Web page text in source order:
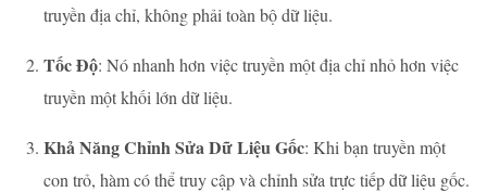
truyền địa chỉ, không phải toàn bộ dữ liệu.
Tốc Độ: Nó nhanh hơn việc truyền một địa chỉ nhỏ hơn việc
truyền một khối lớn dữ liệu.
Khả Năng Chỉnh Sửa Dữ Liệu Gốc: Khi bạn truyền một
con trỏ, hàm có thể truy cập và chỉnh sửa trực tiếp dữ liệu gốc.